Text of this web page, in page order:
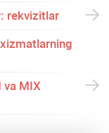
rekvizitlar
va MIX